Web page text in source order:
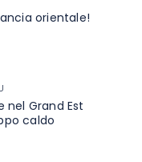
orientale!
nel Grand Est
caldo